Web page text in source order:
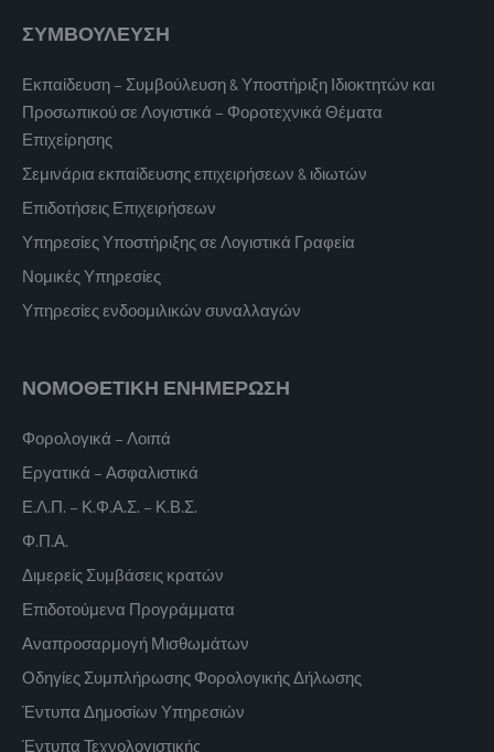
ΣΥΜΒΟΥΛΕΥΣΗ
Εκπαίδευση – Συμβούλευση & Υποστήριξη Ιδιοκτητών και
Προσωπικού σε Λογιστικά – Φοροτεχνικά Θέματα
Επιχείρησης
Σεμινάρια εκπαίδευσης επιχειρήσεων & ιδιωτών
Επιδοτήσεις Επιχειρήσεων
Υπηρεσίες Υποστήριξης σε Λογιστικά Γραφεία
Νομικές Υπηρεσίες
Υπηρεσίες ενδοομιλικών συναλλαγών
ΝΟΜΟΘΕΤΙΚΗ ΕΝΗΜΕΡΩΣΗ
Φορολογικά – Λοιπά
Εργατικά – Ασφαλιστικά
Ε.Λ.Π. – Κ.Φ.Α.Σ. – Κ.Β.Σ.
Φ.Π.Α.
Διμερείς Συμβάσεις κρατών
Επιδοτούμενα Προγράμματα
Αναπροσαρμογή Μισθωμάτων
Οδηγίες Συμπλήρωσης Φορολογικής Δήλωσης
Έντυπα Δημοσίων Υπηρεσιών
Έντυπα Τεχνολογιστικής